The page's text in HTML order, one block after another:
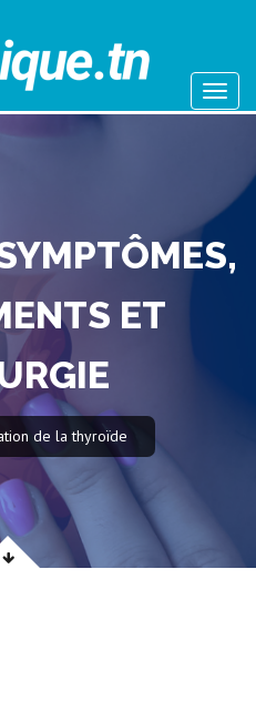
ET
de la thyroïde